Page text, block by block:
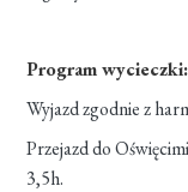
Program wycieczki:
Wyjazd zgodnie z
Przejazd do
3,5h.